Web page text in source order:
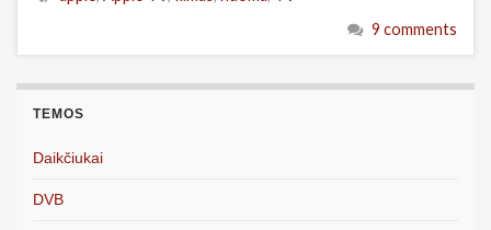
9 comments
TEMOS
Daikčiukai
DVB